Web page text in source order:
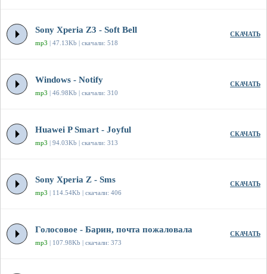
Sony Xperia Z3 - Soft Bell
mp3 | 47.13Kb | скачали: 518
СКАЧАТЬ
Windows - Notify
mp3 | 46.98Kb | скачали: 310
СКАЧАТЬ
Huawei P Smart - Joyful
mp3 | 94.03Kb | скачали: 313
СКАЧАТЬ
Sony Xperia Z - Sms
mp3 | 114.54Kb | скачали: 406
СКАЧАТЬ
Голосовое - Барин, почта пожаловала
mp3 | 107.98Kb | скачали: 373
СКАЧАТЬ